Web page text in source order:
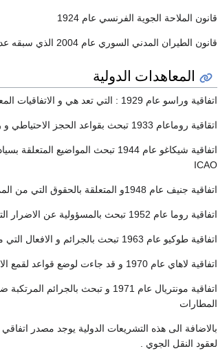
قانون الملاحة الجوية الفرنسي عام 1924
قانون الطيران المدني السوري عام 2004 الذي سبقه عدة تشريعات كان اولها في عام 1949
المعاهدات الدولية
اتفاقية وراسو عام 1929 : التي تعد هي و الاتفاقيات المعدلة لها و البروتكولات الملحقة بها التشريع الدولي فيما يخص النقل الجوي
اتقاقية روماعام 1933 تبحث بقواعد الحجز الاحتياطي و رفعه على الطائرات
اتفاقية شيكاغو عام 1944 تبحث المواضيع المتعلقة بسيادة الدولة على فضائها الخارجي و اهم ماتضمنته هذه الاتفاقية هي انشاء منظمة الطيران المدني الدولية
ICAO
اتفاقية جنيف عام 1948و المتعلقة بالحقوق التي من الممكن ان ترد على الطائرات مثل حق الملكية
اتفاقية روما عام 1952 تبحث بالمسؤولية عن الاضرار التي تحدثها المركبات الجوية بالغير
اتفاقية طوكيو عام 1963 تبحث بالجرائم و الافعال التي من الممكن ان تقع على متن الطائرة اثناء الطيران
اتفاقية لاهاي عام 1970 و قد جاءت لوضع قواعد لقمع الاستيلاء بطريقة غير مشروعة على الطائرات
المطارات
بالاضافة الى هذه التشريعات الدولية يوجد مصدر
لعقود النقل الجوي .